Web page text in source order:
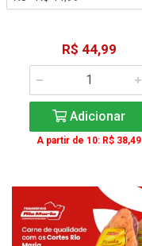
R$ 44,99
Adicionar
A partir de 10: R$ 38,49